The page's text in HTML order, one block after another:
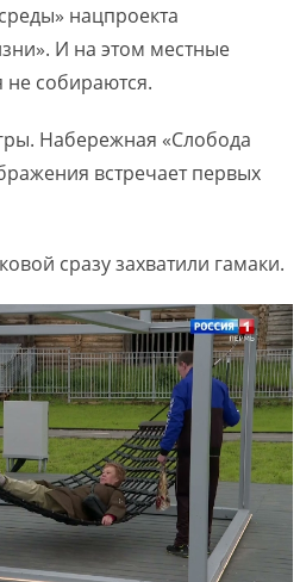
нацпроекта
И на этом местные
не собираются.
Набережная «Слобода
встречает первых
сразу захватили гамаки.